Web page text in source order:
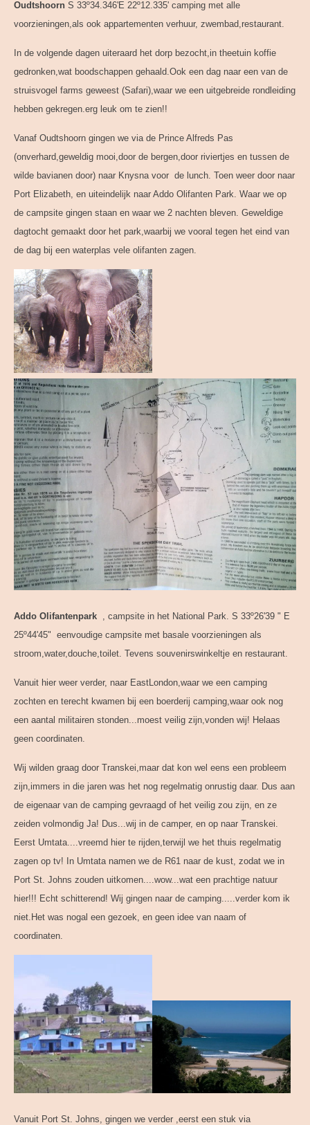
Oudtshoorn S 33º34.346'E 22º12.335' camping met alle
voorzieningen,als ook appartementen verhuur, zwembad,restaurant.
In de volgende dagen uiteraard het dorp bezocht,in theetuin koffie
gedronken,wat boodschappen gehaald.Ook een dag naar een van de
struisvogel farms geweest (Safari),waar we een uitgebreide rondleiding
hebben gekregen.erg leuk om te zien!!
Vanaf Oudtshoorn gingen we via de Prince Alfreds Pas
(onverhard,geweldig mooi,door de bergen,door riviertjes en tussen de
wilde bavianen door) naar Knysna voor de lunch. Toen weer door naar
Port Elizabeth, en uiteindelijk naar Addo Olifanten Park. Waar we op
de campsite gingen staan en waar we 2 nachten bleven. Geweldige
dagtocht gemaakt door het park,waarbij we vooral tegen het eind van
de dag bij een waterplas vele olifanten zagen.
Addo Olifantenpark , campsite in het National Park. S 33º26'39 " E
25º44'45" eenvoudige campsite met basale voorzieningen als
stroom,water,douche,toilet. Tevens souvenirswinkeltje en restaurant.
Vanuit hier weer verder, naar EastLondon,waar we een camping
zochten en terecht kwamen bij een boerderij camping,waar ook nog
een aantal militairen stonden...moest veilig zijn,vonden wij! Helaas
geen coordinaten.
Wij wilden graag door Transkei,maar dat kon wel eens een probleem
zijn,immers in die jaren was het nog regelmatig onrustig daar. Dus aan
de eigenaar van de camping gevraagd of het veilig zou zijn, en ze
zeiden volmondig Ja! Dus...wij in de camper, en op naar Transkei.
Eerst Umtata....vreemd hier te rijden,terwijl we het thuis regelmatig
zagen op tv! In Umtata namen we de R61 naar de kust, zodat we in
Port St. Johns zouden uitkomen....wow...wat een prachtige natuur
hier!!! Echt schitterend! Wij gingen naar de camping.....verder kom ik
niet.Het was nogal een gezoek, en geen idee van naam of
coordinaten.
Vanuit Port St. Johns, gingen we verder ,eerst een stuk via